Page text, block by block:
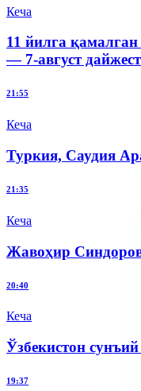
Кеча
11 йилга
— 7-август
21:55
Кеча
Туркия, Саудия
21:35
Кеча
Жавоҳир
20:40
Кеча
Ўзбекистон
19:37